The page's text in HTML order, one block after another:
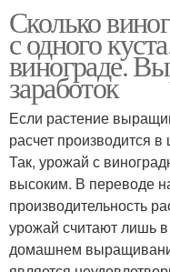
Сколько
с одного
винограде.
заработок
Если растение
расчет производится в
Так, урожай с
высоким. В переводе
производительность
урожай считают лишь
домашнем